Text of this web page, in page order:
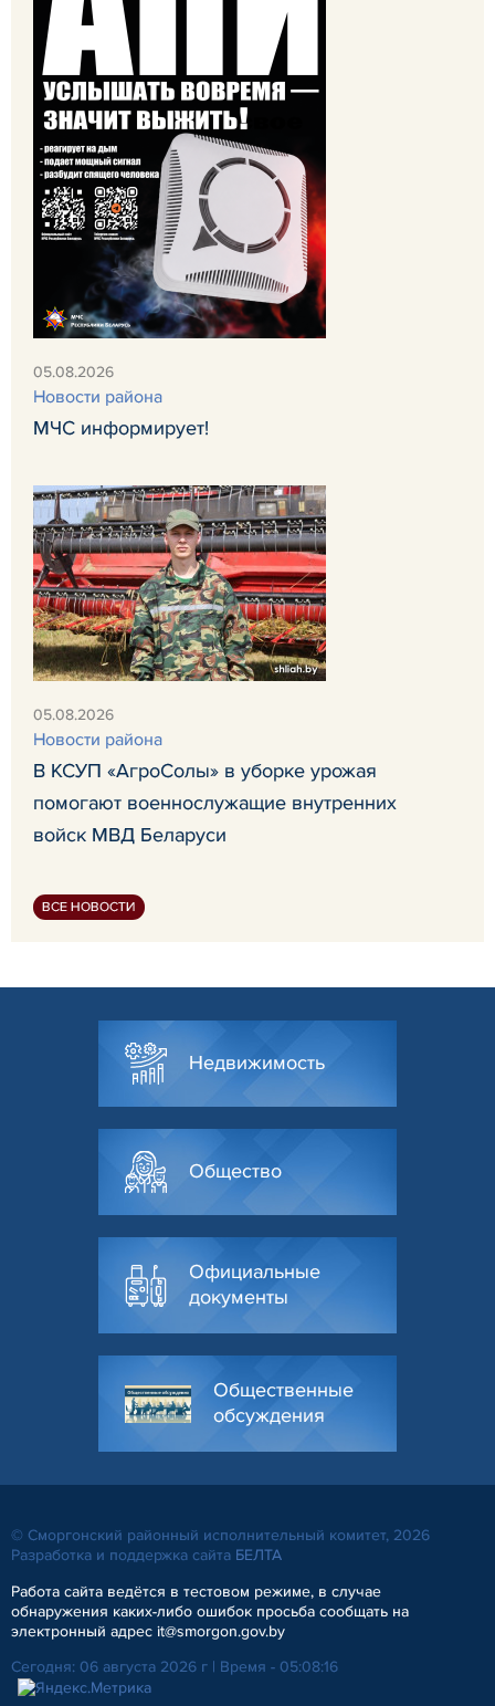
05.08.2026
Новости района
МЧС информирует!
05.08.2026
Новости района
В КСУП «АгроСолы» в уборке урожая
помогают военнослужащие внутренних
войск МВД Беларуси
ВСЕ НОВОСТИ
Недвижимость
Общество
Официальные
документы
Общественные
обсуждения
© Сморгонский районный исполнительный комитет, 2026
Разработка и поддержка сайта БЕЛТА
Работа сайта ведётся в тестовом режиме, в случае
обнаружения каких-либо ошибок просьба сообщать на
электронный адрес it@smorgon.gov.by
Сегодня: 06 августа 2026 г | Время - 05:08:16